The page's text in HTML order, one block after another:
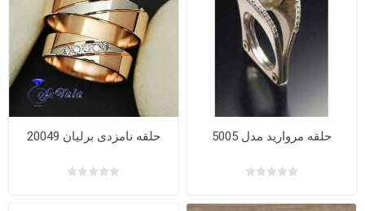
حلقه مروارید مدل 5005 حلقه نامزدی برلیان 20049